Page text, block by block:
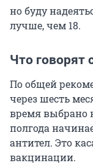
но буду
лучше, чем 18.
Что говорят
По общей
через шесть
время выбрано
полгода
антител. Это
вакцинации.